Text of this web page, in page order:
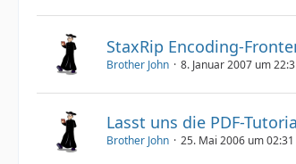
StaxRip Encoding-
Brother John 8. Januar 2007 um
Lasst uns die PDF-
Brother John 25. Mai 2006 um 02:31